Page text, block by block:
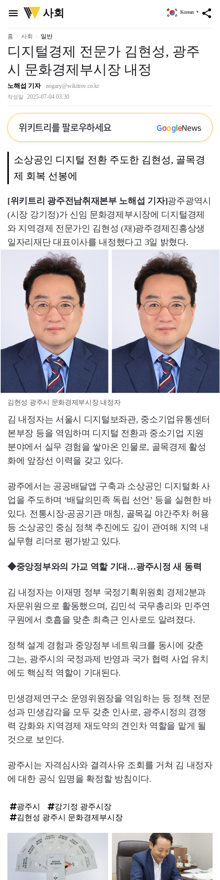
menu
위
키
리
사회 share
Korean ▼
홈 사회 일반
디지털경제 전문가 김현성, 광주
시 문화경제부시장 내정
노해섭 기자 nogary@wikitree.co.kr
작성일 2025-07-04 03:30
위키트리를 팔로우하세요 GoogleNews
소상공인 디지털 전환 주도한 김현성, 골목경
제 회복 선봉에
[위키트리 광주전남취재본부 노해섭 기자]광주광역시
(시장 강기정)가 신임 문화경제부시장에 디지털경제
와 지역경제 전문가인 김현성 (재)광주경제진흥상생
일자리재단 대표이사를 내정했다고 3일 밝혔다.
김현성 광주시 문화경제부시장 내정자
김 내정자는 서울시 디지털보좌관, 중소기업유통센터
본부장 등을 역임하며 디지털 전환과 중소기업 지원
분야에서 실무 경험을 쌓아온 인물로, 골목경제 활성
화에 앞장선 이력을 갖고 있다.
광주에서는 공공배달앱 구축과 소상공인 디지털화 사
업을 주도하며 ‘배달의민족 독립 선언’ 등을 실현한 바
있다. 전통시장-공공기관 매칭, 골목길 야간주차 허용
등 소상공인 중심 정책 추진에도 깊이 관여해 지역 내
실무형 리더로 평가받고 있다.
◆중앙정부와의 가교 역할 기대…광주시정 새 동력
김 내정자는 이재명 정부 국정기획위원회 경제2분과
자문위원으로 활동했으며, 김민석 국무총리와 민주연
구원에서 호흡을 맞춘 최측근 인사로도 알려졌다.
정책 설계 경험과 중앙정부 네트워크를 동시에 갖춘
그는, 광주시의 국정과제 반영과 국가 협력 사업 유치
에도 핵심적 역할이 기대된다.
민생경제연구소 운영위원장을 역임하는 등 정책 전문
성과 민생감각을 모두 갖춘 인사로, 광주시정의 경쟁
력 강화와 지역경제 재도약의 견인차 역할을 맡게 될
것으로 보인다.
광주시는 자격심사와 결격사유 조회를 거쳐 김 내정자
에 대한 공식 임명을 확정할 방침이다.
광주시
강기정 광주시장
김현성 광주시 문화경제부시장